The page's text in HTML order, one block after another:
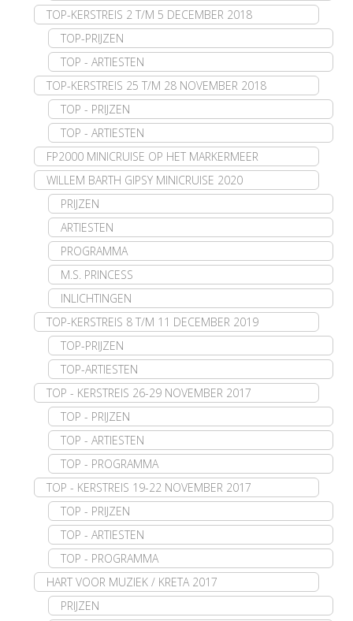
TOP-KERSTREIS 2 T/M 5 DECEMBER 2018
TOP-PRIJZEN
TOP - ARTIESTEN
TOP-KERSTREIS 25 T/M 28 NOVEMBER 2018
TOP - PRIJZEN
TOP - ARTIESTEN
FP2000 MINICRUISE OP HET MARKERMEER
WILLEM BARTH GIPSY MINICRUISE 2020
PRIJZEN
ARTIESTEN
PROGRAMMA
M.S. PRINCESS
INLICHTINGEN
TOP-KERSTREIS 8 T/M 11 DECEMBER 2019
TOP-PRIJZEN
TOP-ARTIESTEN
TOP - KERSTREIS 26-29 NOVEMBER 2017
TOP - PRIJZEN
TOP - ARTIESTEN
TOP - PROGRAMMA
TOP - KERSTREIS 19-22 NOVEMBER 2017
TOP - PRIJZEN
TOP - ARTIESTEN
TOP - PROGRAMMA
HART VOOR MUZIEK / KRETA 2017
PRIJZEN